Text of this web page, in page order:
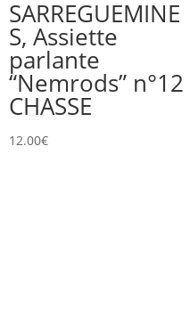
SARREGUEMINE
S, Assiette
parlante
“Nemrods” n°12
CHASSE
12.00€